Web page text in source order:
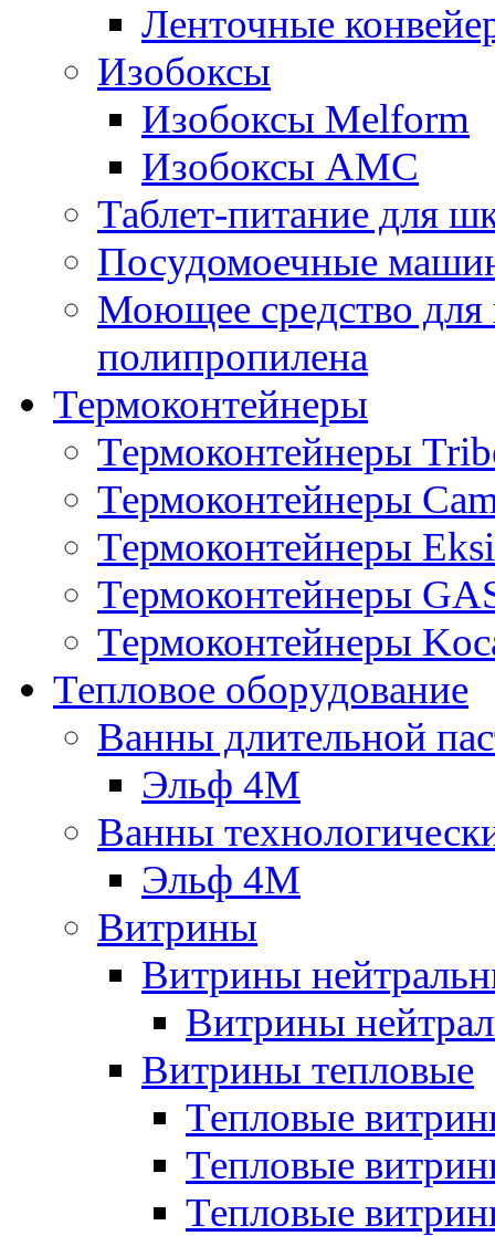
Ленточные
Изобоксы
Изобоксы Melform
Изобоксы AMC
Таблет-питание для
Посудомоечные
Моющее средство для
полипропилена
Термоконтейнеры
Термоконтейнеры
Термоконтейнеры
Термоконтейнеры Eksi
Термоконтейнеры
Термоконтейнеры
Тепловое оборудование
Ванны длительной
Эльф 4М
Ванны
Эльф 4М
Витрины
Витрины
Витрины
Витрины тепловые
Тепловые
Тепловые
Тепловые